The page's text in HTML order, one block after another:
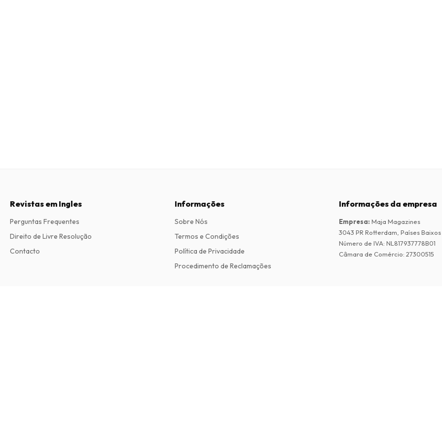
Revistas em Ingles
Perguntas Frequentes
Direito de Livre Resolução
Contacto
Informações
Sobre Nós
Termos e Condições
Política de Privacidade
Procedimento de Reclamações
Informações da empresa
Empresa: Maja Magazines
3043 PR Rotterdam, Países Baixos
Número de IVA: NL817937778B01
Câmara de Comércio: 27300515